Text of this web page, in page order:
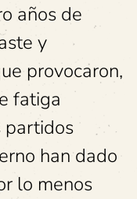
años de
y
provocaron,
fatiga
partidos
han dado
lo menos